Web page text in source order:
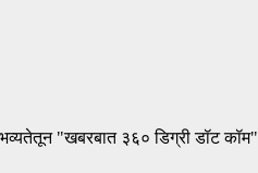
"खबरबात ३६० डिग्री डॉट कॉम"